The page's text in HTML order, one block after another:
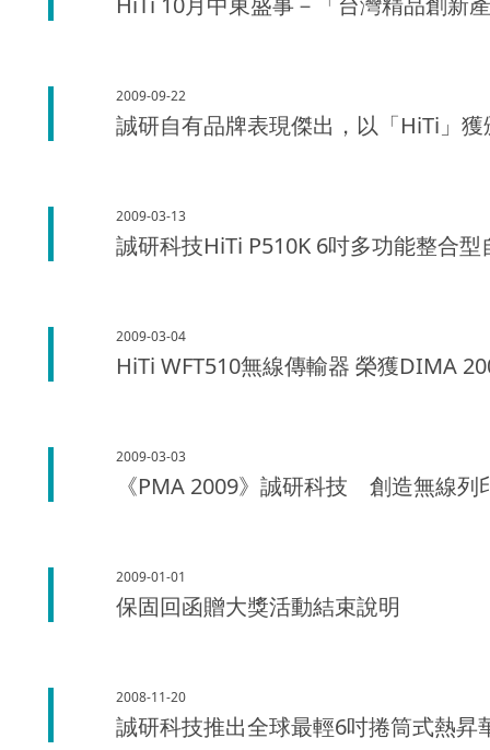
2009-09-22
誠研自有品牌表現傑出，以「HiTi」
2009-03-13
誠研科技HiTi P510K 6吋多功能整合
2009-03-04
HiTi WFT510無線傳輸器 榮獲DIMA
2009-03-03
《PMA 2009》誠研科技 創造無線列
2009-01-01
保固回函贈大獎活動結束說明
2008-11-20
誠研科技推出全球最輕6吋捲筒式熱昇